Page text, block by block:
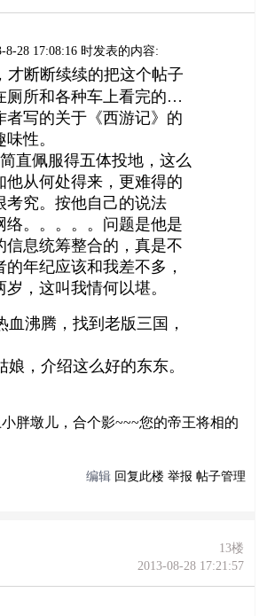
8-28 17:08:16 时发表的内容:
才断断续续的把这个帖子
所和各种车上看完的…
者写的关于《西游记》的
性。
直佩服得五体投地，这么
他从何处得来，更难得的
考究。按他自己的说法
络。。。。。问题是他是
信息统筹整合的，真是不
年纪应该和我差不多，
，这叫我情何以堪。
沸腾，找到老版三国，
，介绍这么好的东东。
胖墩儿，合个影~~~您的帝王将相的
编辑 回复此楼 举报 帖子管理
13楼
2013-08-28 17:21:57